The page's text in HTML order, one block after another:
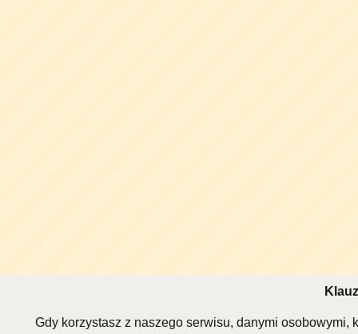
Gdy korzystasz z naszego serwisu, danymi osobowymi,